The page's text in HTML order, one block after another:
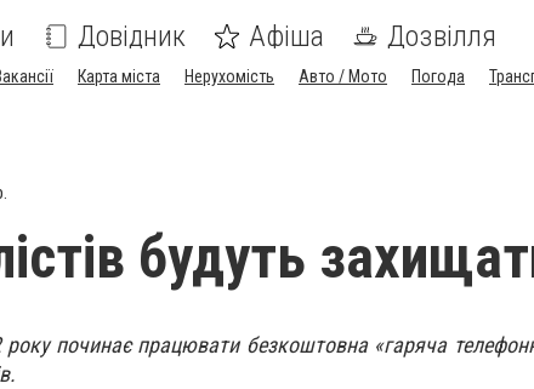
Довідник Афіша Дозвілля
Карта міста Нерухомість Авто / Мото Погода
будуть
починає працювати безкоштовна «гаряча